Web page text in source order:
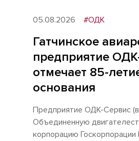
05.08.2026 #ОДК
Гатчинское
предприятие
отмечает 85-
основания
Предприятие ОДК-Сервис
Объединенную
корпорацию Госкорпорации